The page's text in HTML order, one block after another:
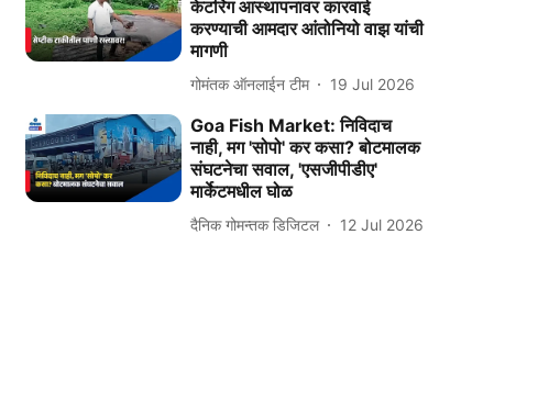
केटरिंग आस्थापनावर कारवाई
करण्याची आमदार आंतोनियो वाझ यांची
मागणी
गोमंतक ऑनलाईन टीम 19 Jul 2026
Goa Fish Market: निविदाच
नाही, मग 'सोपो' कर कसा? बोटमालक
संघटनेचा सवाल, 'एसजीपीडीए'
मार्केटमधील घोळ
दैनिक गोमन्तक डिजिटल 12 Jul 2026